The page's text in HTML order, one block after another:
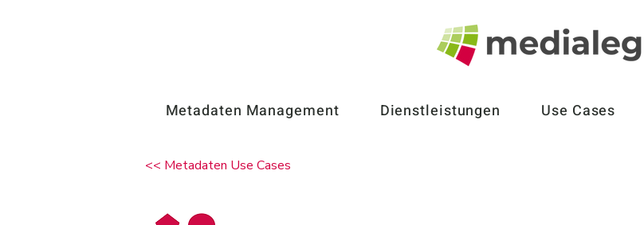
Metadaten Management Dienstleistungen Use Cases
<< Metadaten Use Cases